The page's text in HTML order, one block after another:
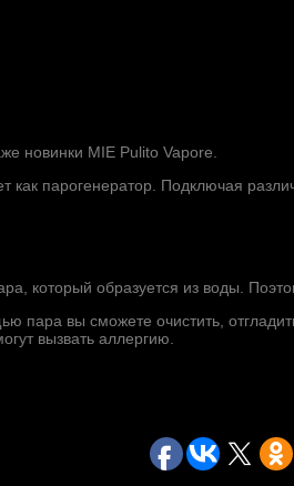
новинки MIE Pulito Vapore.
как парогенератор. Подключая
который образуется из воды.
пара вы сможете очистить,
вызвать аллергию.